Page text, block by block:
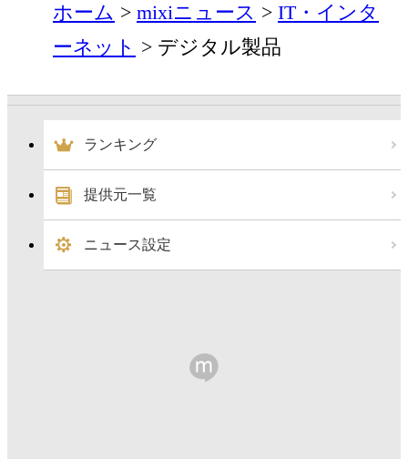
ホーム mixiニュース
IT・インタ
ーネット
デジタル製品
ランキング
提供元一覧
ニュース設定